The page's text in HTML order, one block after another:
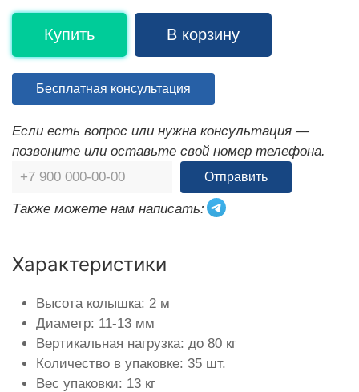
Купить В корзину
Бесплатная консультация
Если есть вопрос или нужна консультация —
позвоните или оставьте свой номер телефона.
Отправить
Также можете нам написать:
Характеристики
Высота колышка: 2 м
Диаметр: 11-13 мм
Вертикальная нагрузка: до 80 кг
Количество в упаковке: 35 шт.
Вес упаковки: 13 кг